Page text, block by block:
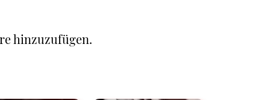
hinzuzufügen.